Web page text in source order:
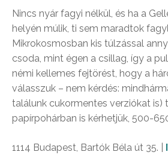
Nincs nyár fagyi nélkül, és ha a
helyén múlik, ti sem maradtok
Mikrokosmosban kis túlzással
csoda, mint égen a csillag, így a
némi kellemes fejtörést, hogy a
válasszuk – nem kérdés:
találunk cukormentes verziókat
papírpohárban is kérhetjük, 500-
1114 Budapest, Bartók Béla út 35. |